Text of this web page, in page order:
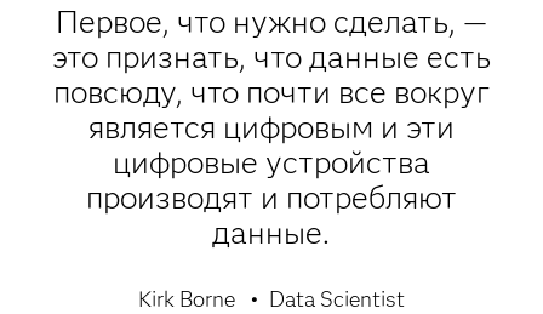
Первое, что нужно сделать, —
это признать, что данные есть
повсюду, что почти все вокруг
является цифровым и эти
цифровые устройства
производят и потребляют
данные.
Kirk Borne Data Scientist